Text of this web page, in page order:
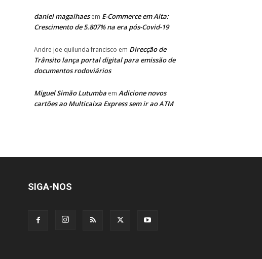
daniel magalhaesem E-Commerce em Alta:
Crescimento de 5.807% na era pós-Covid-19
Andre joe quilunda francisco em Direcção de
Trânsito lança portal digital para emissão de
documentos rodoviários
Miguel Simão Lutumba em Adicione novos
cartões ao Multicaixa Express sem ir ao ATM
SIGA-NOS